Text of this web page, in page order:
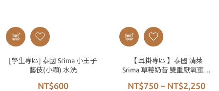
[學生專區] 泰國 Srima 小王子
藝伎(小顆) 水洗
NT$600
【 耳掛專區 】泰國 清萊
Srima 草莓奶昔 雙重厭氧蜜處
NT$750 ~ NT$2,250